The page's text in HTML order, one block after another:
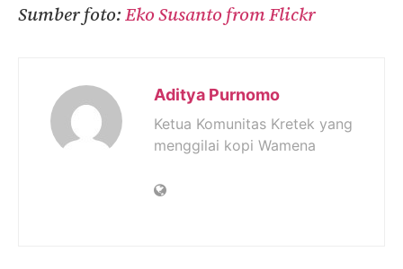
Sumber foto:Eko Susanto from Flickr
Aditya Purnomo
Ketua Komunitas Kretek yang
menggilai kopi Wamena